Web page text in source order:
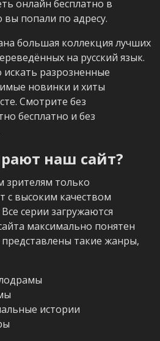
онлайн бесплатно в
попали по адресу.
большая коллекция лучших
на русский язык.
разрозненные
новинки и хиты
Смотрите без
бесплатно и без
наш сайт?
зрителям только
с высоким качеством
серии загружаются
максимально понятен
такие жанры,
истории